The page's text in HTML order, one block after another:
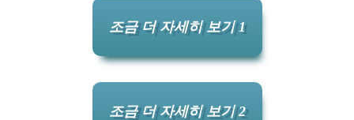
조금 더 자세히 보기 1
조금 더 자세히 보기 2